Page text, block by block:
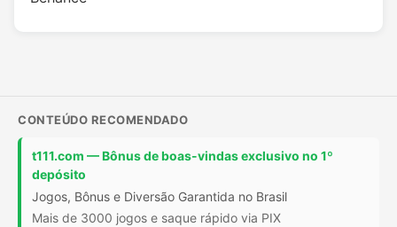
CONTEÚDO RECOMENDADO
t111.com — Bônus de boas-vindas exclusivo no 1º
depósito
Jogos, Bônus e Diversão Garantida no Brasil
Mais de 3000 jogos e saque rápido via PIX